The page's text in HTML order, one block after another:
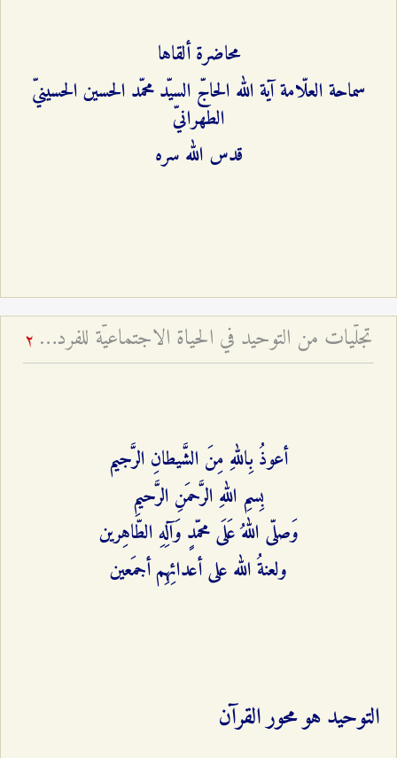
محاضرة ألقاها
سماحة العلّامة آية الله الحاجّ السيّد محمّد الحسين الحسينيّ
الطهرانيّ
قدس الله سره
تجلّيات من التوحيد في الحياة الاجتماعيّة للفرد المسلم 2
أعوذُ بِاللهِ مِنَ الشَّيطانِ الرَّجيم
بِسمِ اللهِ الرَّحمَنِ الرَّحيمِ
وَصلّى اللهُ عَلَى محمّدٍ وَآلِهِ الطّاهِرين
ولعنةُ الله علی أعدائِهِم أجمَعین
التوحيد هو محور القرآن